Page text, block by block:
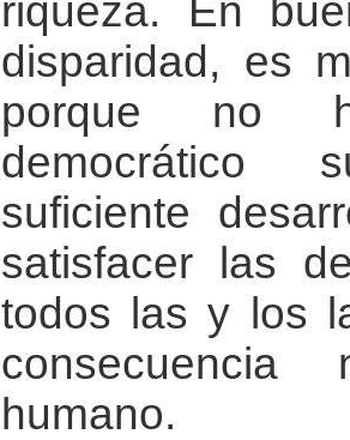
riqueza. En
disparidad, es
porque no
democrático
suficiente
satisfacer las
todos las y los
humano.